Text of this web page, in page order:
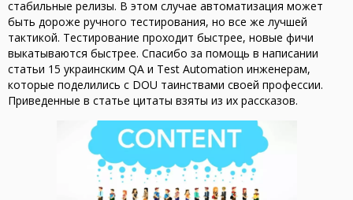
стабильные релизы. В этом случае автоматизация может
быть дороже ручного тестирования, но все же лучшей
тактикой. Тестирование проходит быстрее, новые фичи
выкатываются быстрее. Спасибо за помощь в написании
статьи 15 украинским QA и Test Automation инженерам,
которые поделились с DOU таинствами своей профессии.
Приведенные в статье цитаты взяты из их рассказов.